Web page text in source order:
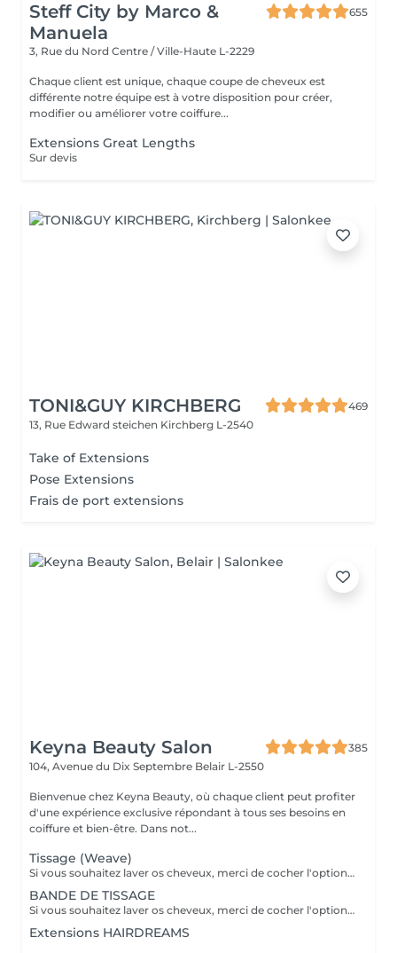
Steff City by Marco &
Manuela
655
3, Rue du Nord Centre / Ville-Haute L-2229
Chaque client est unique, chaque coupe de cheveux est
différente notre équipe est à votre disposition pour créer,
modifier ou améliorer votre coiffure...
Extensions Great Lengths
Sur devis
TONI&GUY KIRCHBERG
469
13, Rue Edward steichen Kirchberg L-2540
Take of Extensions
Pose Extensions
Frais de port extensions
Keyna Beauty Salon
385
104, Avenue du Dix Septembre Belair L-2550
Bienvenue chez Keyna Beauty, où chaque client peut profiter
d'une expérience exclusive répondant à tous ses besoins en
coiffure et bien-être. Dans not...
Tissage (Weave)
Si vous souhaitez laver os cheveux, merci de cocher l'option correspondante dans les prestations et combiner avec la coiffure selon ce qui est disponible. merci de contacter le salon pour vérifier la disponibilité des cheveux. Important: cheveux sans tresse ni noeuds à l'arrivée; tout noeuds ou tressage entraîne l'annulation et 50% de la prestation est retenu. Toute arrivée retardée de 15-30 minutes ou plus entraînera l'annulation automatique du rendez-vous.
BANDE DE TISSAGE
Si vous souhaitez laver os cheveux, merci de cocher l'option correspondante dans les prestations et combiner avec la coiffure selon ce qui est disponible. merci de contacter le salon pour vérifier la disponibilité des cheveux. Important: cheveux sans tresse ni noeuds à l'arrivée; tout noeuds ou tressage entraîne l'annulation et 50% de la prestation est retenu. Toute arrivée retardée de 15-30 minutes ou plus entraînera l'annulation automatique du rendez-vous.
Extensions HAIRDREAMS